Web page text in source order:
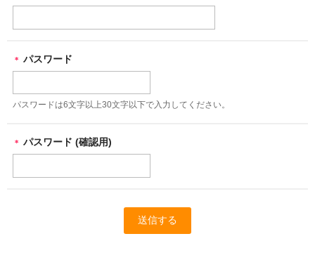
＊ パスワード
パスワードは6文字以上30文字以下で入力してください。
＊ パスワード (確認用)